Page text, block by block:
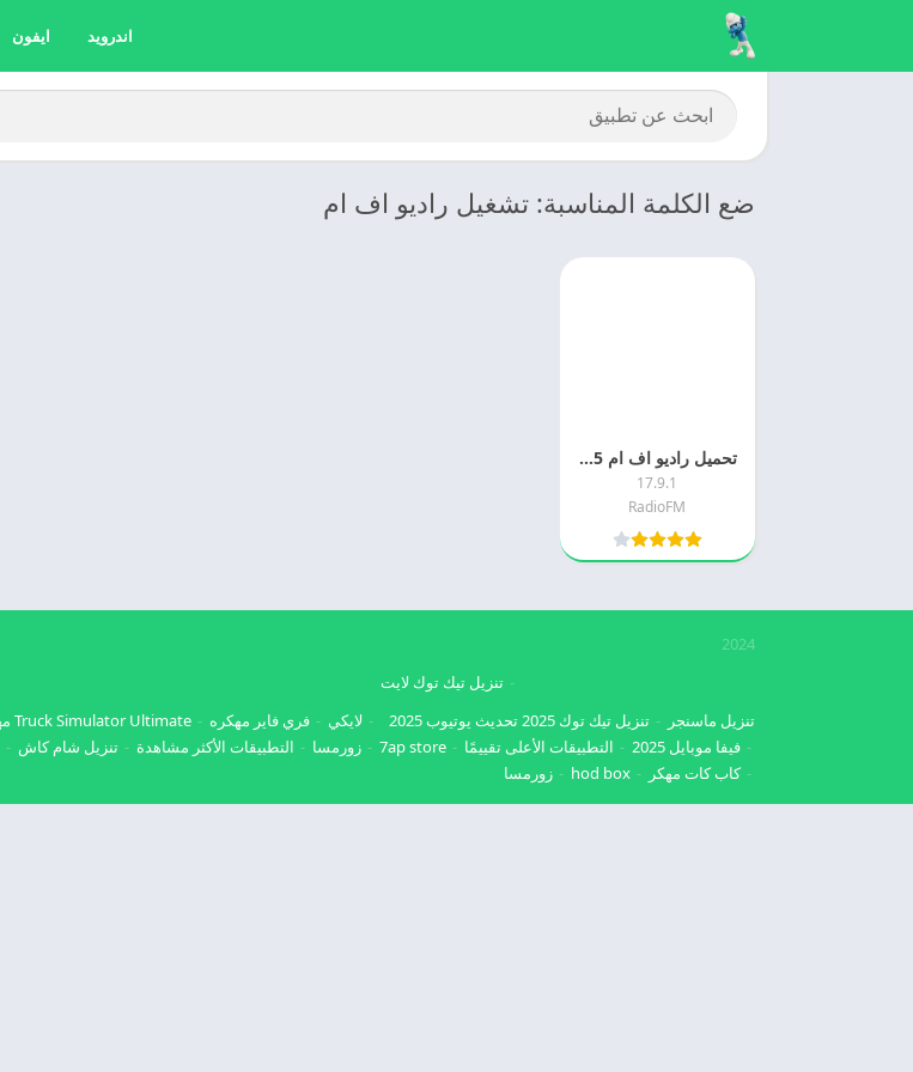
اندرويد ايفون
ضع الكلمة المناسبة: تشغيل راديو اف ام
تحميل راديو اف ام 2025 Radio FM اخر اصدار مجانا
17.9.1
RadioFM
2024
تنزيل ماسنجر تنزيل تيك توك 2025
تنزيل تيك توك لايت
تحديث يوتيوب 2025
لايكي فري فاير مهكره Truck Simulator Ultimate مهكره
فيفا موبايل 2025
التطبيقات الأعلى تقييمًا 7ap store زورمسا التطبيقات الأكثر مشاهدة تنزيل شام كاش
كاب كات مهكر
hod box زورمسا